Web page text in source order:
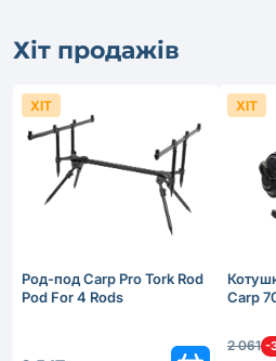
Хіт продажів
Род-под Carp Pro Tork Rod
Pod For 4 Rods
ХІТ
Carp
2 061 -
ХІТ